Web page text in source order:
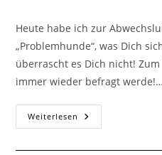
Heute habe ich zur
„Problemhunde“, was Dich
überrascht es Dich nicht!
immer wieder befragt werde!…
Weiterlesen